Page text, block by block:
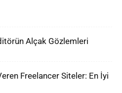
Alçak Gözlemleri
Freelancer Siteler: En İyi